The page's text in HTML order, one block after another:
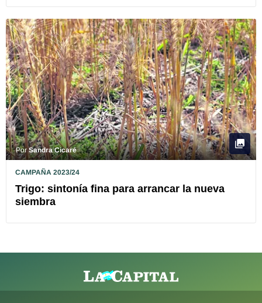
PorSandra Cicaré
CAMPAÑA 2023/24
Trigo: sintonía fina para arrancar la nueva
siembra